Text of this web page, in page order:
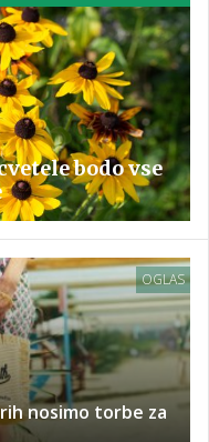
bodo vse
OGLAS
nosimo torbe za